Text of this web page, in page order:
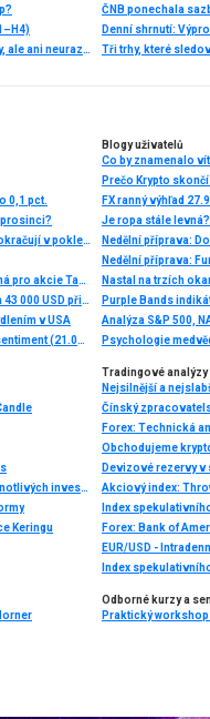
Akciová analýza: Výsledky McDonald’s nepotěšily, ale ani neurazily. Jakou vizi společnost prezentovala?
Denní shrnutí:
Tři trhy, které
0,1 pct.
Forex: Koruna beze změny, korunové sazby ale pokračují v poklesu
GTA 6 s prvními konkrétními detaily. Co to znamená pro akcie Take-Two Interactive?
Analýza BTC na 7. února 2022 – pivotní úroveň na 43 000 USD při testu
v USA
🎉Ranní shrnutí – Nvidia a Trump podporují tržní sentiment (21.05.2026)
Blogy uživatelů
Prečo Krypto
FX ranný výhľad
Je ropa stále levná?
Nedělní příprava:
Nedělní příprava:
Nastal na trzích
Zhodnocení jednotlivých investic
Keringu
Tradingové analýzy
Nejsilnější a
Čínský
Forex: Technická
Devizové rezervy v
Akciový index:
Index
Forex: Bank of
EUR/USD -
Index
Odborné kurzy a